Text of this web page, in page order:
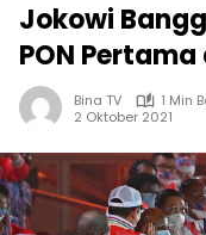
Jokowi
PON
Bina TV
1 Min
2 Oktober 2021